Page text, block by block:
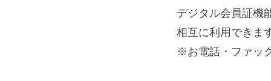
デジタル会員証機
相互に利用できま
※お電話・ファッ